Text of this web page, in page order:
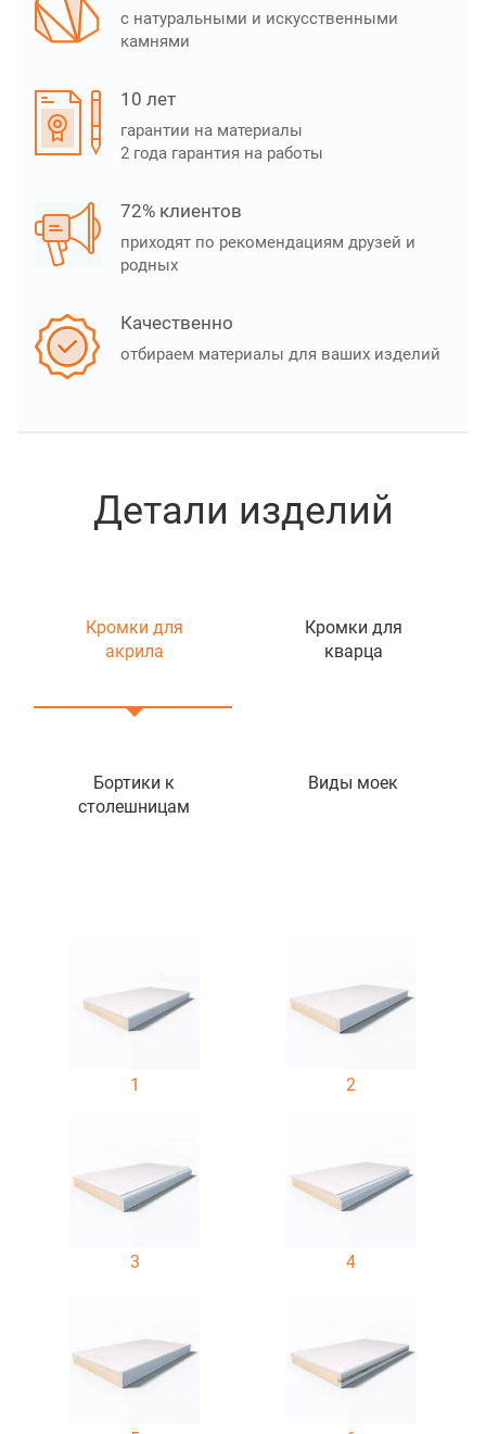
с натуральными и искусственными
камнями
10 лет
гарантии на материалы
2 года гарантия на работы
72% клиентов
приходят по рекомендациям друзей и
родных
Качественно
отбираем материалы для ваших изделий
Детали изделий
Кромки для
акрила
Кромки для
кварца
Бортики к
столешницам
Виды моек
1 2
3 4